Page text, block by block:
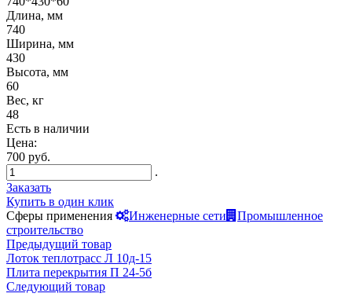
Длина, мм
740
Ширина, мм
430
Высота, мм
60
Вес, кг
48
Есть в наличии
Цена:
700 руб.
.
Заказать
Купить в один клик
Сферы применения
Инженерные сети
Промышленное
строительство
Предыдущий товар
Лоток теплотрасс Л 10д-15
Плита перекрытия П 24-5б
Следующий товар